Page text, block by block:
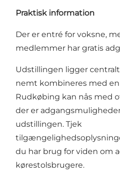
Praktisk information
Der er entré for voksne,
medlemmer har gratis
Udstillingen ligger
nemt kombineres med
Rudkøbing kan nås med
der er
udstillingen. Tjek
du har brug for viden om
kørestolsbrugere.